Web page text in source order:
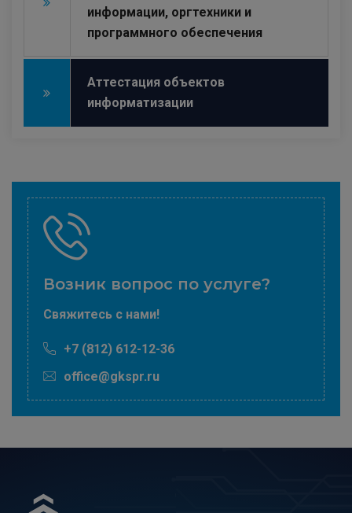
информации, оргтехники и
программного обеспечения
Аттестация объектов
информатизации
Возник вопрос по услуге?
Свяжитесь с нами!
+7 (812) 612-12-36
office@gkspr.ru